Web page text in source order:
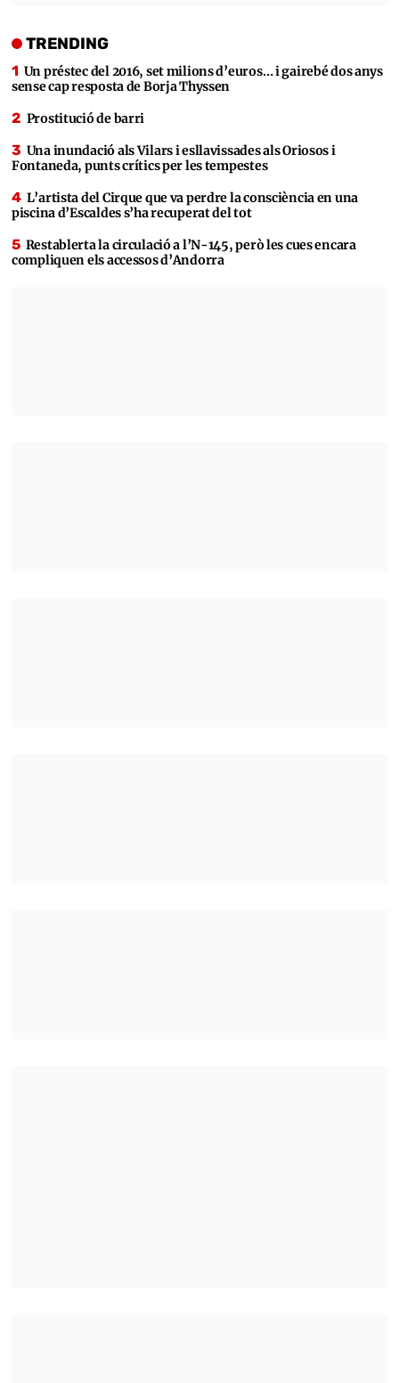
TRENDING
Un préstec del 2016, set milions d’euros… i gairebé dos anys
sense cap resposta de Borja Thyssen
Prostitució de barri
Una inundació als Vilars i esllavissades als Oriosos i
Fontaneda, punts crítics per les tempestes
L’artista del Cirque que va perdre la consciència en una
piscina d’Escaldes s’ha recuperat del tot
Restablerta la circulació a l’N-145, però les cues encara
compliquen els accessos d’Andorra